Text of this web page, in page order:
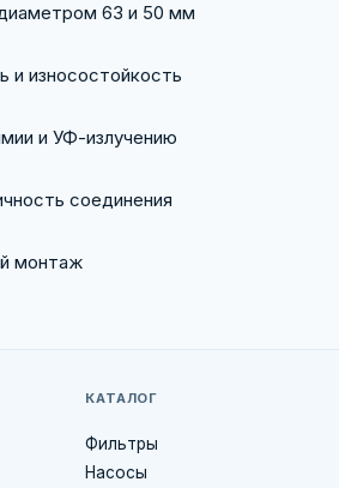
63 и 50 мм
и износостойкость
и УФ-излучению
соединения
монтаж
КАТАЛОГ
Фильтры
Насосы